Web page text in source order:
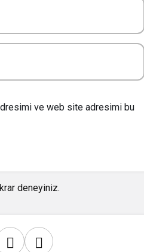
ve web site adresimi bu
deneyiniz.